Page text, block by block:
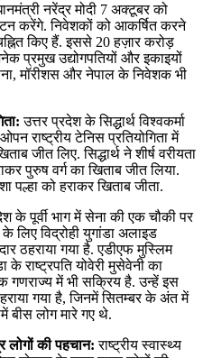
नरेंद्र मोदी 7 अक्टूबर को
करेंगे. निवेशकों को आकर्षित करने
किए हैं. इससे 20 हज़ार करोड़
प्रमुख उद्योगपतियों और इकाइयों
मॉरीशस और नेपाल के निवेशक भी
उत्तर प्रदेश के सिद्धार्थ विश्वकर्मा
राष्ट्रीय टेनिस प्रतियोगिता में
जीत लिए. सिद्धार्थ ने शीर्ष वरीयता
पुरुष वर्ग का खिताब जीत लिया.
पल्हा को हराकर खिताब जीता.
के पूर्वी भाग में सेना की एक चौकी पर
लिए विद्रोही युगांडा अलाइड
ठहराया गया है. एडीएफ मुस्लिम
के राष्ट्रपति योवेरी मुसेवेनी का
गणराज्य में भी सक्रिय है. उन्हें इस
गया है, जिनमें सितम्बर के अंत में
बीस लोग मारे गए थे.
लोगों की पहचान: राष्‍ट्रीय स्‍वास्‍थ्‍य